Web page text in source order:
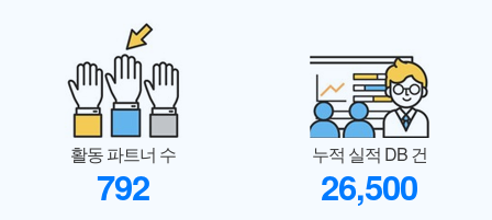
활동 파트너 수
792
누적 실적 DB 건
26,500